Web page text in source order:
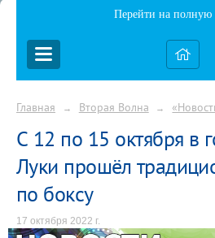
Перейти на полную
Главная → Вторая Волна →
С 12 по 15 октября в
Луки прошёл
по боксу
17 октября 2022 г.